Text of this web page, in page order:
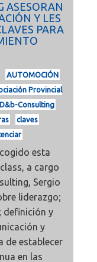
ASESORAN
Y LES
PARA
AUTOMOCIÓN
Provincial
D&b-Consulting
claves
esta
a cargo
Sergio
liderazgo;
definición y
y
de establecer
en las